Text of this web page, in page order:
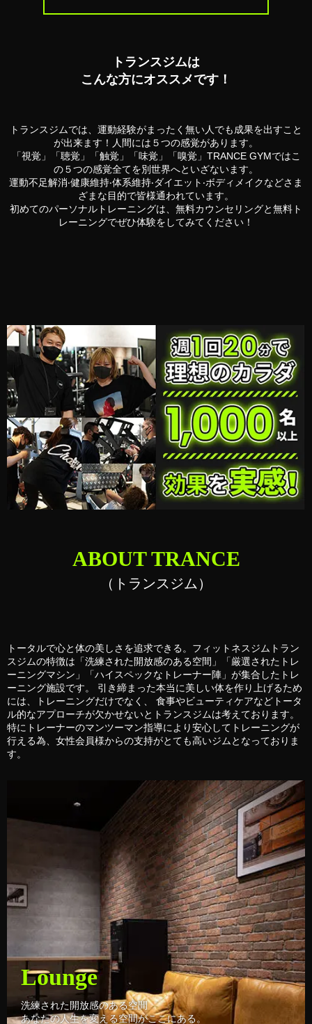
トランスジムは
こんな⽅にオススメです！
トランスジムでは、運動経験がまったく無い⼈でも成果を出すこと
が出来ます！ ⼈間には５つの感覚があります。
「視覚」「聴覚」「触覚」「味覚」「嗅覚」TRANCE GYMではこ
の５つの感覚全てを別世界へといざないます。
運動不⾜解消‧健康維持‧体系維持‧ダイエット‧ボディメイクなどさま
ざまな⽬的で皆様通われています。
初めてのパーソナルトレーニングは、 無料カウンセリングと無料ト
レーニングでぜひ体験をしてみてください！
ABOUT TRANCE
（トランスジム）
トータルで心と体の美しさを追求できる。フィットネスジムトラン
スジムの特徴は「洗練された開放感のある空間」「厳選されたトレ
ーニングマシン」「ハイスペックなトレーナー陣」が集合したトレ
ーニング施設です。 引き締まった本当に美しい体を作り上げるため
には、トレーニングだけでなく、 食事やビューティケアなどトータ
ル的なアプローチが欠かせないとトランスジムは考えております。
特にトレーナーのマンツーマン指導により安心してトレーニングが
行える為、女性会員様からの支持がとても高いジムとなっておりま
す。
Machine
厳選されたトレーニングマシン
よりダイレクトな刺激があなたの身体を変える。